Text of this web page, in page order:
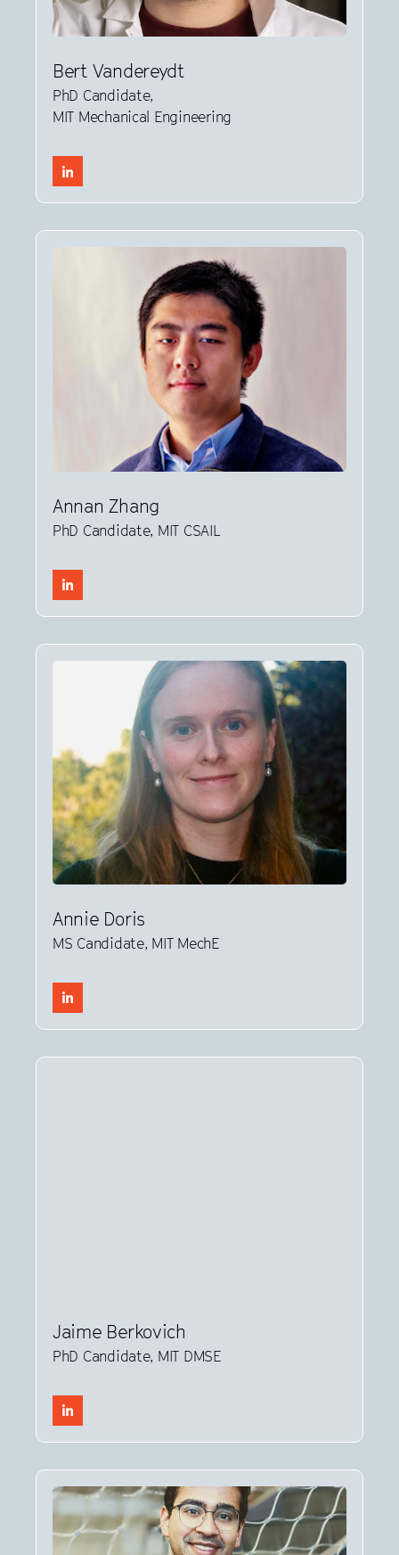
Bert Vandereydt
PhD Candidate,
MIT Mechanical Engineering
Annan Zhang
PhD Candidate, MIT CSAIL
Annie Doris
MS Candidate, MIT MechE
Jaime Berkovich
PhD Candidate, MIT DMSE